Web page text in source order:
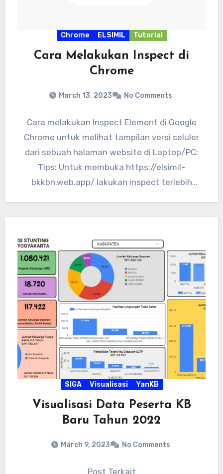
Chrome ELSIMIL Tutorial
Cara Melakukan Inspect di
Chrome
March 13, 2023 No Comments
Cara melakukan Inspect Element di Google
Chrome untuk melihat tampilan versi seluler
dari sebuah halaman website di Laptop/PC:
Tips: Untuk membuka https://elsimil-
bkkbn.web.app/ lakukan inspect terlebih
SIGA Visualisasi YanKB
Visualisasi Data Peserta KB
Baru Tahun 2022
March 9, 2023 No Comments
Post Terkait